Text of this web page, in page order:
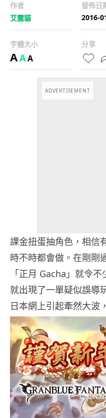
作者
艾露貓
發佈日
2016-
字體大小
AAA
分享
ADVERTISEMENT
課金扭蛋抽角色，相信
時不時都會做。在剛剛
「正月 Gacha」就令
就出現了一單疑似誤導
日本網上引起牽然大波